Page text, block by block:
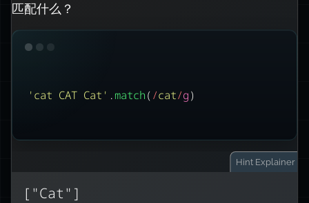
匹配什么？
'cat CAT Cat ' .match( /cat/g)
Hint Explainer
["Cat"]